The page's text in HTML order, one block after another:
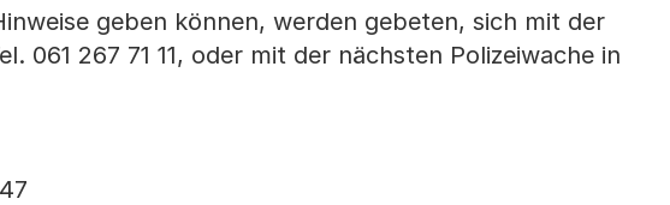
geben können, werden gebeten, sich mit der
061 267 71 11, oder mit der nächsten Polizeiwache in